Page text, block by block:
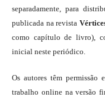
separadamente, para
publicada na revista
como capítulo de livro),
inicial neste periódico.
Os autores têm
trabalho online na versão